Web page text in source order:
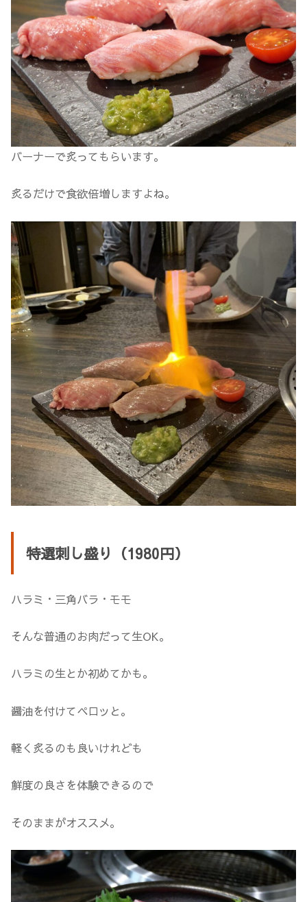
バーナーで炙ってもらいます。
炙るだけで食欲倍増しますよね。
特選刺し盛り（1980円）
ハラミ・三角バラ・モモ
そんな普通のお肉だって生OK。
ハラミの生とか初めてかも。
醤油を付けてペロッと。
軽く炙るのも良いけれども
鮮度の良さを体験できるので
そのままがオススメ。